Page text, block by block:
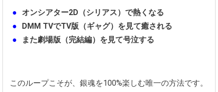
オンシアター2D（シリアス）で熱くなる
DMM TVでTV版（ギャグ）を見て癒される
また劇場版（完結編）を見て号泣する
このループこそが、銀魂を100%楽しむ唯一の方法です。